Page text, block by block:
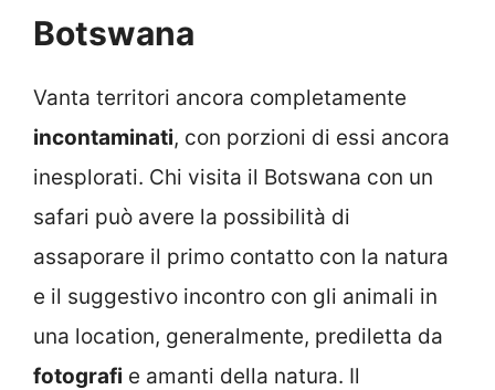
Botswana
Vanta territori ancora completamente
incontaminati, con porzioni di essi ancora
inesplorati. Chi visita il Botswana con un
safari può avere la possibilità di
assaporare il primo contatto con la natura
e il suggestivo incontro con gli animali in
una location, generalmente, prediletta da
fotografi e amanti della natura. Il